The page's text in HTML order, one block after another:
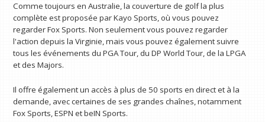
Comme toujours en Australie, la couverture de golf la plus
complète est proposée par Kayo Sports, où vous pouvez
regarder Fox Sports. Non seulement vous pouvez regarder
l'action depuis la Virginie, mais vous pouvez également suivre
tous les événements du PGA Tour, du DP World Tour, de la LPGA
et des Majors.
Il offre également un accès à plus de 50 sports en direct et à la
demande, avec certaines de ses grandes chaînes, notamment
Fox Sports, ESPN et beIN Sports.